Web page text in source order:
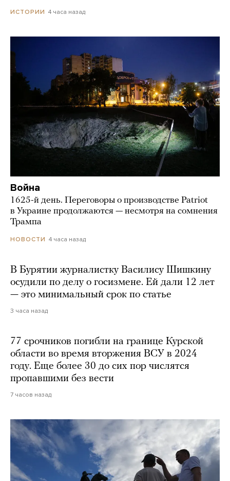
ИСТОРИИ 4 часа назад
Война
1625-й день. Переговоры о производстве Patriot
в Украине продолжаются — несмотря на сомнения
Трампа
НОВОСТИ 4 часа назад
В Бурятии журналистку Василису Шишкину
осудили по делу о госизмене. Ей дали 12 лет
— это минимальный срок по статье
3 часа назад
77 срочников погибли на границе Курской
области во время вторжения ВСУ в 2024
году. Еще более 30 до сих пор числятся
пропавшими без вести
7 часов назад